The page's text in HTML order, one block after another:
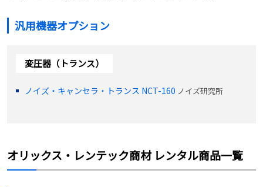
汎用機器オプション
変圧器（トランス）
ノイズ・キャンセラ・トランス NCT-160 ノイズ研究所
オリックス・レンテック商材 レンタル商品一覧